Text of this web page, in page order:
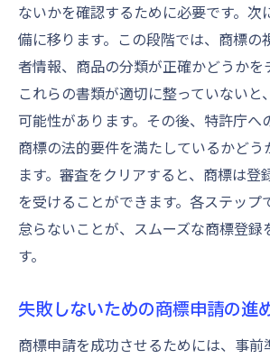
ないかを確認するために必要です。次
備に移ります。この段階では、商標の
者情報、商品の分類が正確かどうかを
これらの書類が適切に整っていないと
可能性があります。その後、特許庁へ
商標の法的要件を満たしているかどう
ます。審査をクリアすると、商標は登
を受けることができます。各ステップ
怠らないことが、スムーズな商標登録
す。
失敗しないための商標申請の進
商標申請を成功させるためには、事前